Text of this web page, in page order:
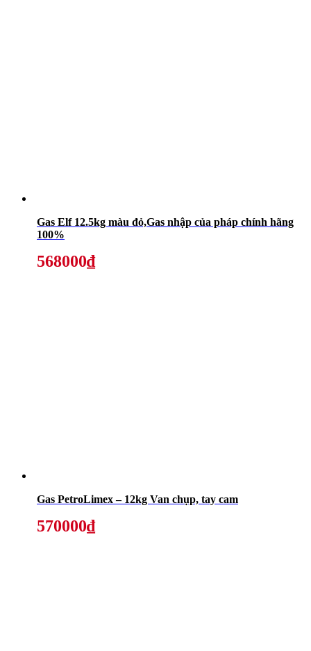
Gas Elf 12.5kg màu đỏ,Gas nhập của pháp chính hãng
100%
568000₫
Gas PetroLimex – 12kg Van chụp, tay cam
570000₫